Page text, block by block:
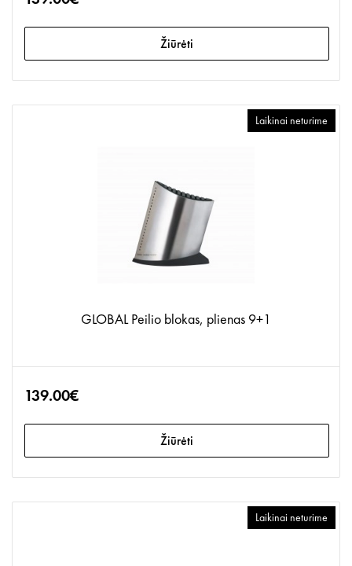
Žiūrėti
Laikinai neturime
GLOBAL Peilio blokas, plienas 9+1
139.00€
Žiūrėti
Laikinai neturime